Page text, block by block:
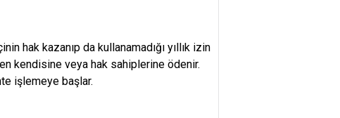
hak kazanıp da kullanamadığı yıllık izin
kendisine veya hak sahiplerine ödenir.
işlemeye başlar.